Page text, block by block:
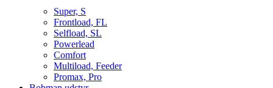
Super, S
Frontload, FL
Selfload, SL
Powerlead
Comfort
Multiload, Feeder
Promax, Pro